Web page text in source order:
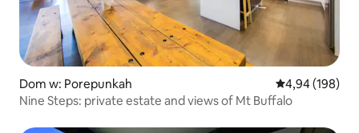
Dom w: Porepunkah Średnia
4,94 (198)
Nine Steps: private estate and views of Mt Buffalo